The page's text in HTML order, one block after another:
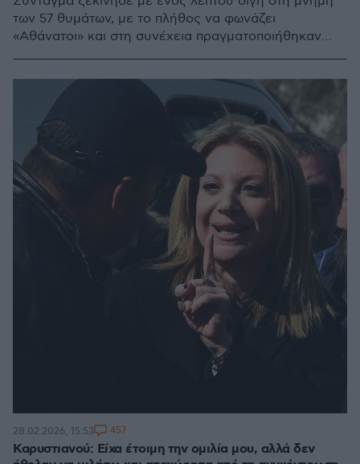
των 57 θυμάτων, με το πλήθος να φωνάζει
«Αθάνατοι» και στη συνέχεια πραγματοποιήθηκαν
Καρυστιανού: Είχα έτοιμη την ομιλία μου, αλλά δεν
28.02.2026, 15:53 457